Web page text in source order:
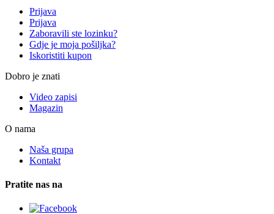
Prijava
Prijava
Zaboravili ste lozinku?
Gdje je moja pošiljka?
Iskoristiti kupon
Dobro je znati
Video zapisi
Magazin
O nama
Naša grupa
Kontakt
Pratite nas na